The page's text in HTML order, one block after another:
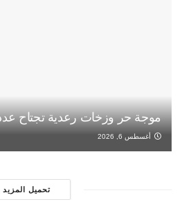
موجة حر وزخات رعدية تجتاح
أغسطس 6, 2026
تحميل المزيد